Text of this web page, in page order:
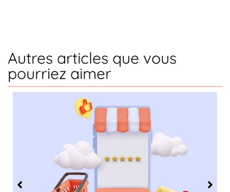
Autres articles que vous
pourriez aimer